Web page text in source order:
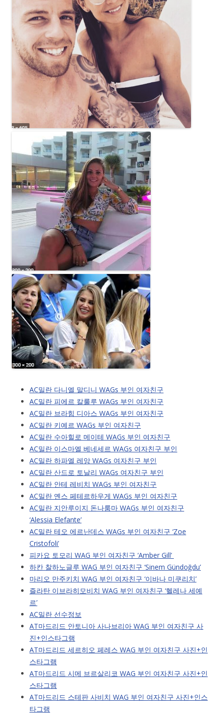
AC밀란 다니엘 말디니 WAGs 부인 여자친구
AC밀란 피에르 칼룰루 WAGs 부인 여자친구
AC밀란 브라힘 디아스 WAGs 부인 여자친구
AC밀란 키예르 WAGs 부인 여자친구
AC밀란 수아힐로 메이테 WAGs 부인 여자친구
AC밀란 이스마엘 베네세르 WAGs 여자친구 부인
AC밀란 하파엘 레앙 WAGs 여자친구 부인
AC밀란 산드로 토날리 WAGs 여자친구 부인
AC밀란 안테 레비치 WAGs 부인 여자친구
AC밀란 옌스 페테르하우게 WAGs 부인 여자친구
AC밀란 지안루이지 돈나룸마 WAGs 부인 여자친구
‘Alessia Elefante’
AC밀란 테오 에르난데스 WAGs 부인 여자친구 ‘Zoe
Cristofoli’
피카요 토모리 WAG 부인 여자친구 ‘Amber Gill’
하칸 찰하노글루 WAG 부인 여자친구 ‘Sinem Gündoğdu’
마리오 만주키치 WAG 부인 여자친구 ‘이바나 미쿠리치’
즐라탄 이브라히모비치 WAG 부인 여자친구 ‘헬레나 세예
르’
AC밀란 선수정보
AT마드리드 안토니아 사나브리아 WAG 부인 여자친구 사
진+인스타그램
AT마드리드 세르히오 페레스 WAG 부인 여자친구 사진+인
스타그램
AT마드리드 시메 브르살리코 WAG 부인 여자친구 사진+인
스타그램
AT마드리드 스테판 사비치 WAG 부인 여자친구 사진+인스
타그램